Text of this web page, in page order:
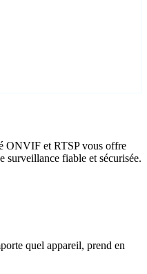
ONVIF et RTSP vous offre
surveillance fiable et sécurisée.
quel appareil, prend en